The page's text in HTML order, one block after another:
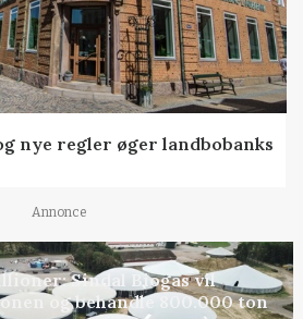
nye regler øger landbobanks
Annonce
Sindal Biogas vil
og behandle 800.000 ton